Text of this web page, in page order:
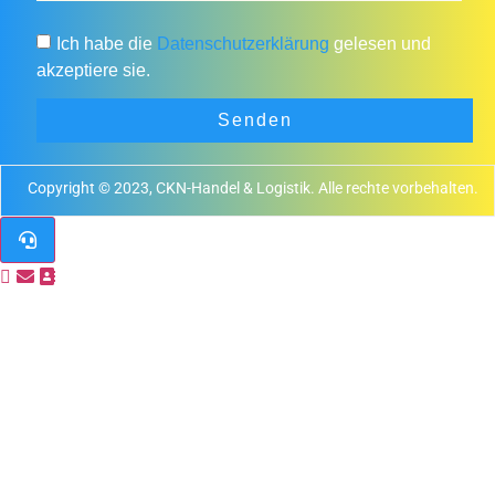
Ich habe die Datenschutzerklärung gelesen und
akzeptiere sie.
Senden
Copyright © 2023, CKN-Handel & Logistik. Alle rechte vorbehalten.